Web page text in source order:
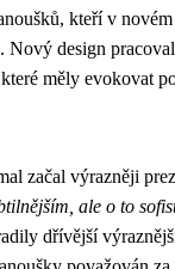
kteří v
Nový design
měly evokovat
začal výrazněji
ale o to
dřívější